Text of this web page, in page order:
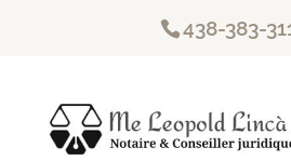
438-383-